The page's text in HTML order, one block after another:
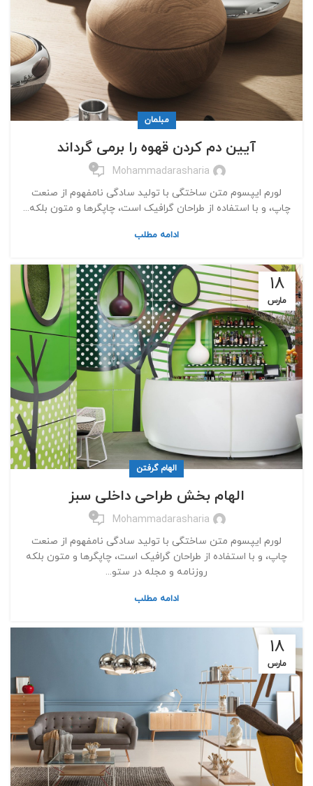
مبلمان
آیین دم کردن قهوه را برمی گرداند
Mohammadarasharia
0
لورم ایپسوم متن ساختگی با تولید سادگی نامفهوم از صنعت
چاپ، و با استفاده از طراحان گرافیک است، چاپگرها و متون بلکه...
ادامه مطلب
18
مارس
الهام گرفتن
الهام بخش طراحی داخلی سبز
Mohammadarasharia
0
لورم ایپسوم متن ساختگی با تولید سادگی نامفهوم از صنعت
چاپ، و با استفاده از طراحان گرافیک است، چاپگرها و متون بلکه
روزنامه و مجله در ستو...
ادامه مطلب
18
مارس